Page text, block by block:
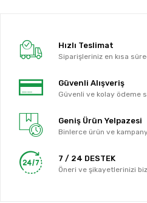
Hızlı Teslimat
Siparişleriniz en kısa
Güvenli Alışveriş
Güvenli ve kolay ödeme
Geniş Ürün Yelpazesi
Binlerce ürün ve
7 / 24 DESTEK
Öneri ve şikayetlerinizi